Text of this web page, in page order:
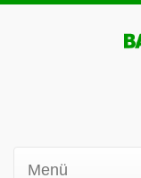
Menü